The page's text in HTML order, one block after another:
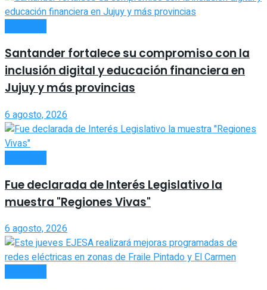
Santander fortalece su compromiso con la
inclusión digital y educación financiera en
Jujuy y más provincias
6 agosto, 2026
Fue declarada de Interés Legislativo la
muestra "Regiones Vivas"
6 agosto, 2026